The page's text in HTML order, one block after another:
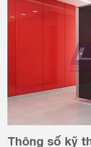
Thông số kỹ